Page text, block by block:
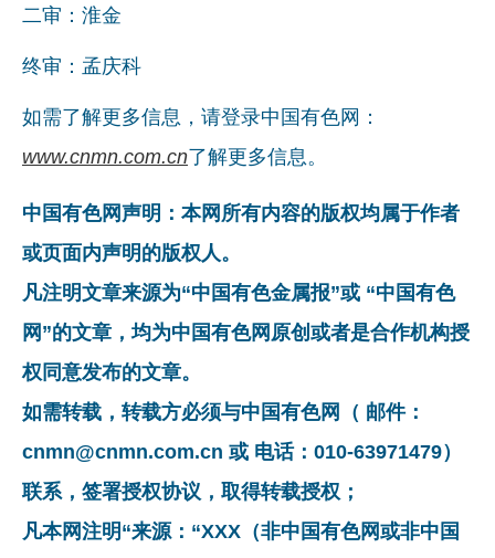
二审：淮金
终审：孟庆科
如需了解更多信息，请登录中国有色网：
www.cnmn.com.cn了解更多信息。
中国有色网声明：本网所有内容的版权均属于作者
或页面内声明的版权人。
凡注明文章来源为“中国有色金属报”或 “中国有色
网”的文章，均为中国有色网原创或者是合作机构授
权同意发布的文章。
如需转载，转载方必须与中国有色网（ 邮件：
cnmn@cnmn.com.cn 或 电话：010-63971479）
联系，签署授权协议，取得转载授权；
凡本网注明“来源：“XXX（非中国有色网或非中国